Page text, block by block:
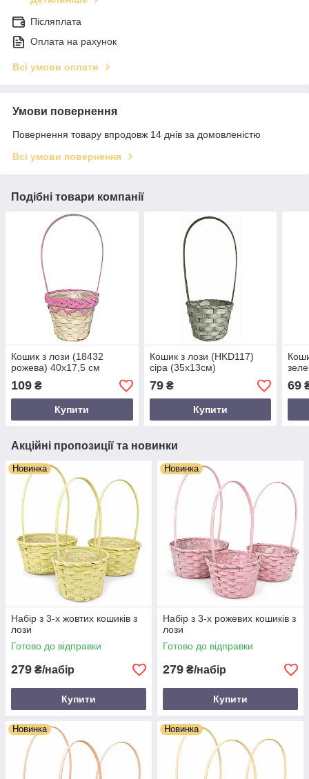
Післяплата
Оплата на рахунок
Всі умови оплати
Умови повернення
Повернення товару впродовж 14 днів за домовленістю
Всі умови повернення
Подібні товари компанії
Кошик з лози (18432
рожева) 40х17,5 см
109 ₴
Купити
Кошик з лози (HKD117)
сіра (35х13см)
79₴
Купити
69
Акційні пропозиції та новинки
Новинка
Набір з 3-х жовтих кошиків з
лози
Готово до відправки
279 ₴/набір
Купити
Новинка
Набір з 3-х рожевих кошиків з
лози
Готово до відправки
279 ₴/набір
Купити
Новинка Новинка